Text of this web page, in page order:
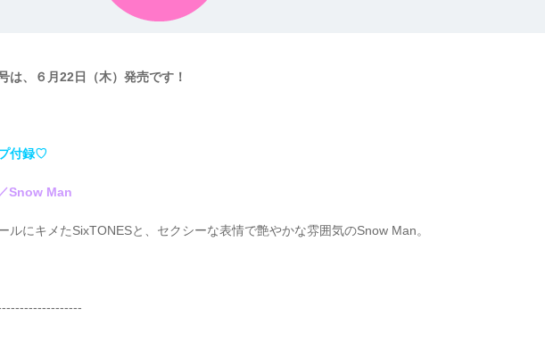
は、６月22日（木）発売です！
付録♡
Snow Man
ルにキメたSixTONESと、セクシーな表情で艶やかな雰囲気のSnow Man。